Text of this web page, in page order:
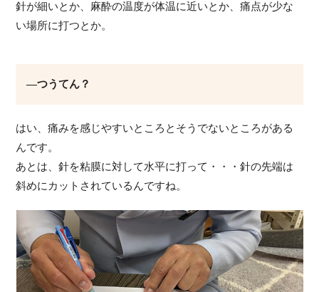
針が細いとか、麻酔の温度が体温に近いとか、痛点が少な
い場所に打つとか。
―つうてん？
はい、痛みを感じやすいところとそうでないところがある
んです。
あとは、針を粘膜に対して水平に打って・・・針の先端は
斜めにカットされているんですね。